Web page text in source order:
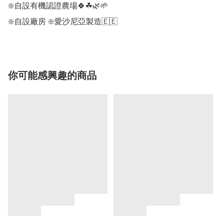
❇️自設有機認證農場🍀☘🌿🌱
❇️自設廠房 ❇️愛沙尼亞製造🇪🇪
你可能感興趣的商品